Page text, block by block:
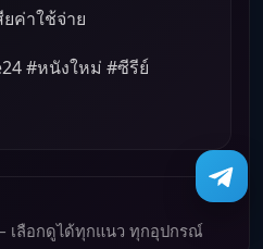
ค่าใช้จ่าย
#หนังใหม่ #ซีรีย์
เลือกดูได้ทุกแนว ทุกอุปกรณ์